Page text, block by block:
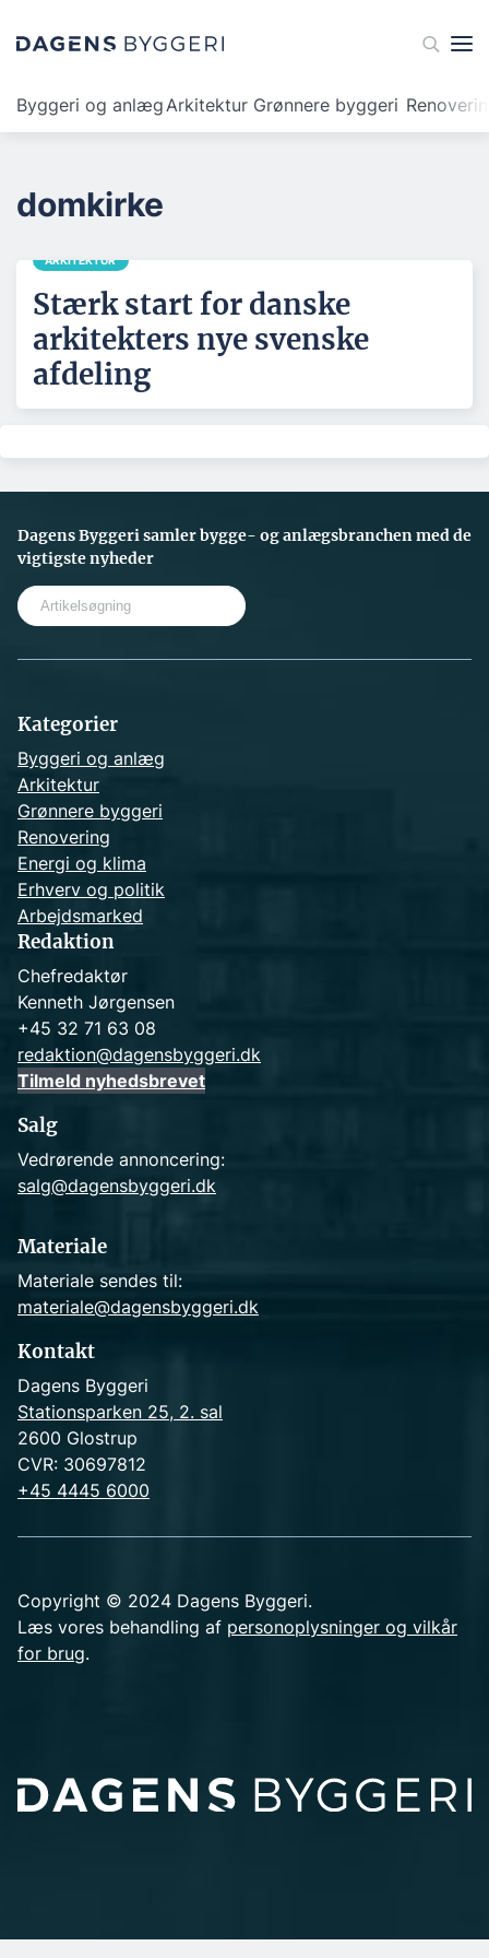
Byggeri og anlægArkitektur Grønnere byggeri
domkirke
ARKITEKTUR
Stærk start for danske
arkitekters nye svenske
afdeling
Dagens Byggeri samler bygge- og anlægsbranchen med de
vigtigste nyheder
Kategorier
Byggeri og anlæg
Arkitektur
Grønnere byggeri
Renovering
Energi og klima
Erhverv og politik
Arbejdsmarked
Redaktion
Chefredaktør
Kenneth Jørgensen
+45 32 71 63 08
redaktion@dagensbyggeri.dk
Tilmeld nyhedsbrevet
Salg
Vedrørende annoncering:
salg@dagensbyggeri.dk
Materiale
Materiale sendes til:
materiale@dagensbyggeri.dk
Kontakt
Dagens Byggeri
Stationsparken 25, 2. sal
2600 Glostrup
CVR: 30697812
+45 4445 6000
Copyright © 2024 Dagens Byggeri.
Læs vores behandling af personoplysninger og vilkår
for brug.